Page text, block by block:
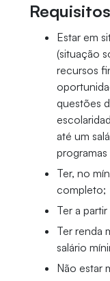
Estar em
(situação
recursos
questões
até um
Ter, no
completo;
Ter a
Ter renda
salário
Não estar